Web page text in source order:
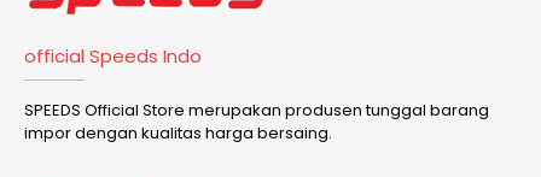
official Speeds Indo
SPEEDS Official Store merupakan produsen tunggal barang
impor dengan kualitas harga bersaing.